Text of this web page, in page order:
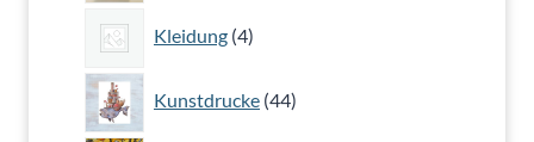
Kleidung 4
Produkte
Kunstdrucke 44
Produkte